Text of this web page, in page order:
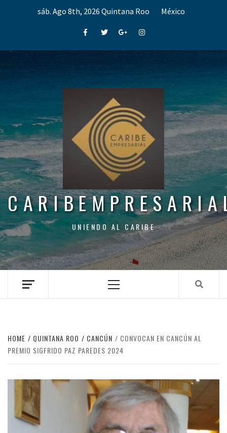
sáb. Ago 8th, 2026 Quintana Roo México
FacebookTwitterGoogle+Instagram
UNIENDO AL CARIBE
Menu
HOME QUINTANA ROO CANCÚN
CONVOCAN EN CANCÚN AL
PREMIO SIGFRIDO PAZ PAREDES 2024